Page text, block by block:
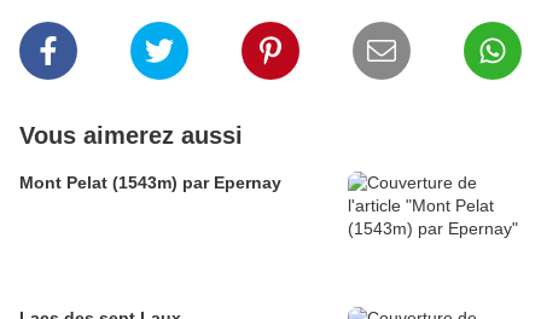
Vous aimerez aussi
Mont Pelat (1543m) par Epernay